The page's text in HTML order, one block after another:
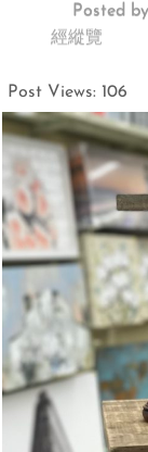
Posted by
經縱覽
Post Views: 106